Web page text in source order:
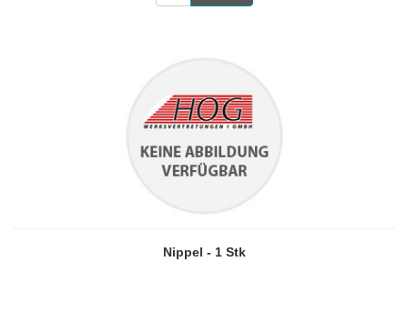
Nippel - 1 Stk